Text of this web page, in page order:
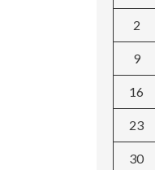
2
9
16
23
30